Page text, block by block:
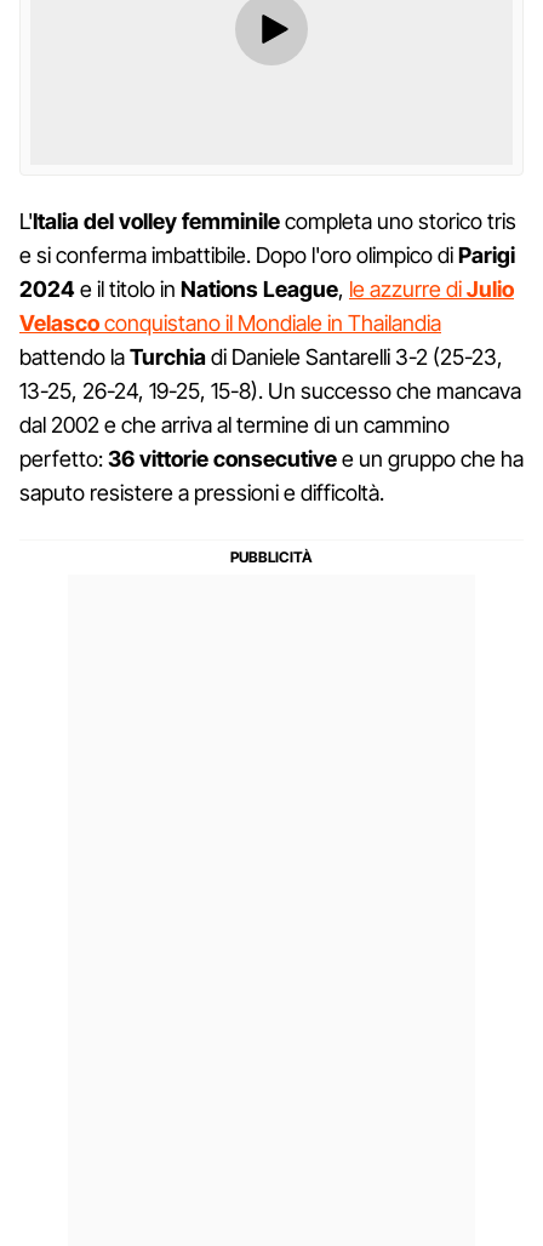
L'Italia del volley femminilecompleta uno storico tris
e si conferma imbattibile. Dopo l'oro olimpico diParigi
2024e il titolo in Nations League, le azzurre diJulio
Velascoconquistano il Mondiale in Thailandia
battendo laTurchiadi Daniele Santarelli 3-2 (25-23,
13-25, 26-24, 19-25, 15-8). Un successo che mancava
dal 2002 e che arriva al termine di un cammino
perfetto:36 vittorie consecutivee un gruppo che ha
saputo resistere a pressioni e difficoltà.